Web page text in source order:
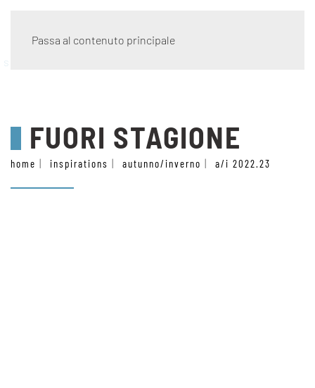
Passa al contenuto principale
stile
FUORI STAGIONE
home inspirations autunno/inverno a/i 2022.23